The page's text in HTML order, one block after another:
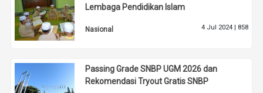
Lembaga Pendidikan Islam
Nasional 4 Jul 2024 | 858
Passing Grade SNBP UGM 2026 dan
Rekomendasi Tryout Gratis SNBP